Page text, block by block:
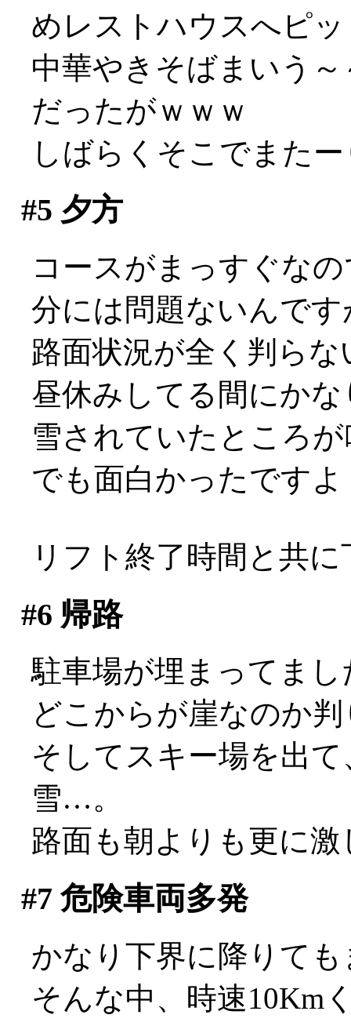
めレストハウスへピ
中華やきそばまいう
だったがｗｗｗ
しばらくそこでまた
#5 夕方
コースがまっすぐな
分には問題ないんです
路面状況が全く判ら
昼休みしてる間にか
雪されていたところ
でも面白かったですよ
リフト終了時間と共に
#6 帰路
駐車場が埋まってま
どこからが崖なのか
そしてスキー場を出
雪…。
路面も朝よりも更に
#7 危険車両多発
かなり下界に降りて
そんな中、時速10Km